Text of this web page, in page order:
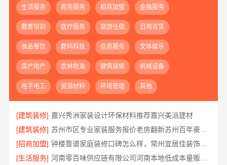
生活服务 商务服务 招商加盟 金融服务
教育培训 医疗服务 旅游住宿 日用百货
食品餐饮 数码科技 信息服务 文体娱乐
房产地产 农林牧渔 建筑装修 机械设备
电子电工 资源材料 环境管理 其他
[建筑装修] 嘉兴秀洲家装设计环保材料推荐嘉兴美派建材
[建筑装修]
苏州市区专业家装服务报价老房翻新苏州百年豪庭新材料有限公司
[招商加盟]
钟楼靠谱家庭装修口碑怎么样，常州宜居佳装饰好评案例
[生活服务]